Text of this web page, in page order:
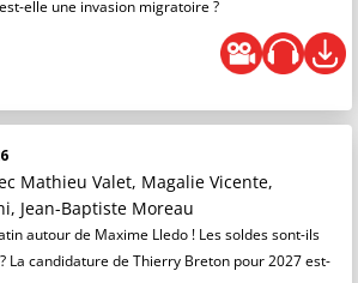
elle une invasion migratoire ?
Mathieu Valet, Magalie Vicente,
Jean-Baptiste Moreau
autour de Maxime Lledo ! Les soldes sont-ils
La candidature de Thierry Breton pour 2027 est-